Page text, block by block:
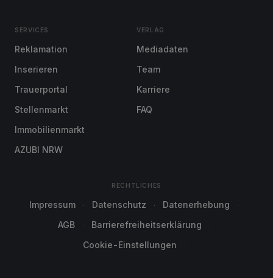
SERVICES
Reklamation
Inserieren
Trauerportal
Stellenmarkt
Immobilienmarkt
AZUBI NRW
VERLAG
Mediadaten
Team
Karriere
FAQ
RECHTLICHES
Impressum Datenschutz
Datenerhebung
AGB
Barrierefreiheitserklärung
Cookie-Einstellungen